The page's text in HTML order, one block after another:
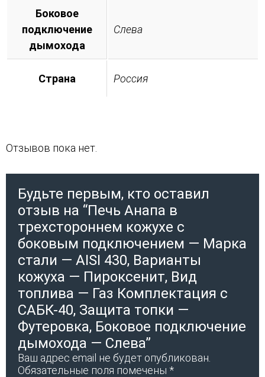
Боковое
подключение
дымохода
Слева
Страна Россия
Отзывов пока нет.
Будьте первым, кто оставил
отзыв на “Печь Анапа в
трехстороннем кожухе с
боковым подключением — Марка
стали — AISI 430, Варианты
кожуха — Пироксенит, Вид
топлива — Газ Комплектация с
САБК-40, Защита топки —
Футеровка, Боковое подключение
дымохода — Слева”
Ваш адрес email не будет опубликован.
Обязательные поля помечены *